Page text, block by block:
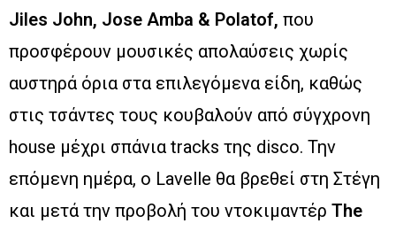
Jiles John, Jose Amba & Polatof, που
προσφέρουν μουσικές απολαύσεις χωρίς
αυστηρά όρια στα επιλεγόμενα είδη, καθώς
στις τσάντες τους κουβαλούν από σύγχρονη
house μέχρι σπάνια tracks της disco. Την
επόμενη ημέρα, ο Lavelle θα βρεθεί στη Στέγη
και μετά την προβολή του ντοκιμαντέρ The